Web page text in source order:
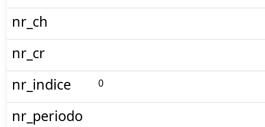
nr_ch
nr_cr
nr_indice
0
nr_periodo